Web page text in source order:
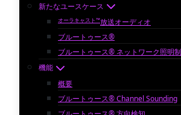
新たなユースケース
オーラキャスト™放送オーディオ
ブルートゥース®
ブルートゥース® ネットワーク照明
機能
概要
ブルートゥース® Channel Sounding